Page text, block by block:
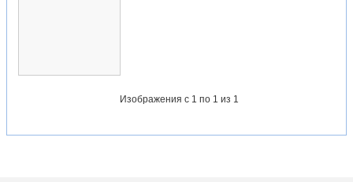
Изображения с 1 по 1 из 1